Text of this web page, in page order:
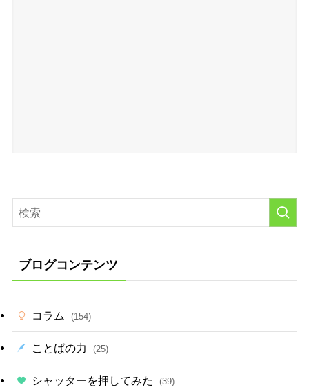
ブログコンテンツ
コラム (154)
ことばの力 (25)
シャッターを押してみた (39)